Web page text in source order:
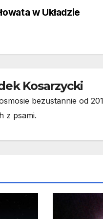
w Układzie
Kosarzycki
bezustannie od
z psami.